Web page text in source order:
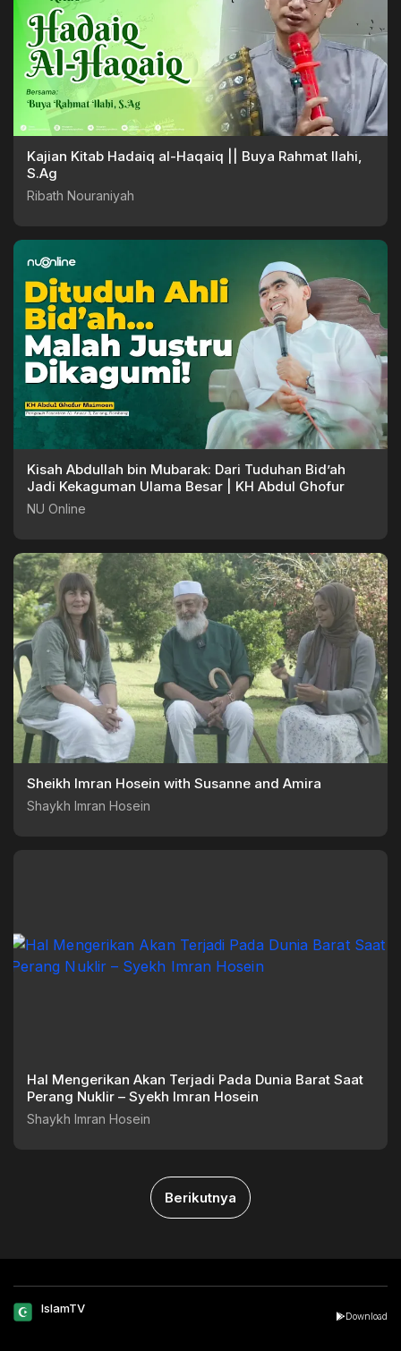
Kajian Kitab Hadaiq al-Haqaiq || Buya Rahmat Ilahi,
S.Ag
Ribath Nouraniyah
Kisah Abdullah bin Mubarak: Dari Tuduhan Bid’ah
Jadi Kekaguman Ulama Besar | KH Abdul Ghofur
NU Online
Sheikh Imran Hosein with Susanne and Amira
Shaykh Imran Hosein
Hal Mengerikan Akan Terjadi Pada Dunia Barat Saat
Perang Nuklir – Syekh Imran Hosein
Shaykh Imran Hosein
Berikutnya
IslamTV
Download